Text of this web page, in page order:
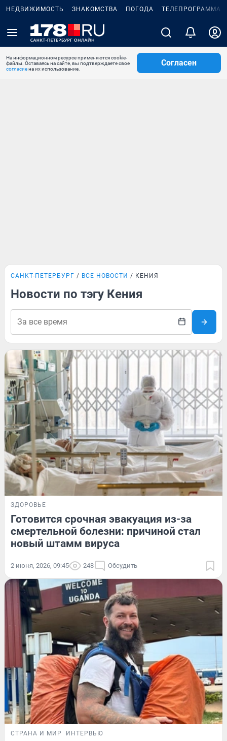
НЕДВИЖИМОСТЬ ЗНАКОМСТВА ПОГОДА ТЕЛЕПРОГРАММА
На информационном ресурсе применяются cookie-
файлы. Оставаясь на сайте, вы подтверждаете свое
согласиена их использование.
Согласен
САНКТ-ПЕТЕРБУРГ ВСЕ НОВОСТИ КЕНИЯ
Новости по тэгу Кения
ЗДОРОВЬЕ
Готовится срочная эвакуация из-за
смертельной болезни: причиной стал
новый штамм вируса
2 июня, 2026, 09:45 248 Обсудить
СТРАНА И МИР ИНТЕРВЬЮ